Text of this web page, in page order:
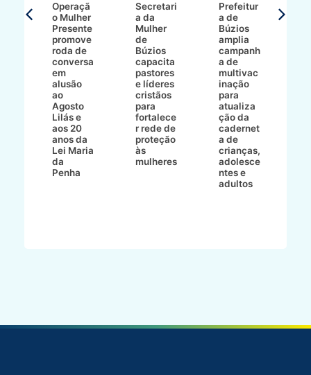
Operaçã
o Mulher
Presente
promove
roda de
conversa
em
alusão
ao
Agosto
Lilás e
aos 20
anos da
Lei Maria
da
Penha
Secretari
a da
Mulher
de
Búzios
capacita
pastores
e líderes
cristãos
para
fortalece
r rede de
proteção
às
mulheres
Prefeitur
a de
Búzios
amplia
campanh
a de
multivac
inação
para
atualiza
ção da
cadernet
a de
crianças,
adolesce
ntes e
adultos